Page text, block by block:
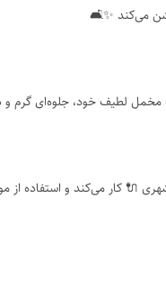
می‌کند ✨🛋️
لطیف خود، جلوه‌ای گرم و
🔌 کار می‌کند و استفاده از